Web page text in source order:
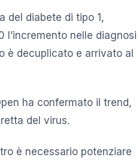
del diabete di tipo 1,
l’incremento nelle diagnosi
è decuplicato e arrivato al
ha confermato il trend,
del virus.
è necessario potenziare